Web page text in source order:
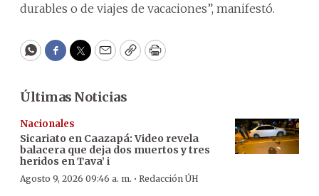
durables o de viajes de vacaciones”, manifestó.
WhatsApp
Facebook
Twitter
EmailCopyPrint
Últimas Noticias
Nacionales
Sicariato en Caazapá: Video revela
balacera que deja dos muertos y tres
heridos en Tava’ i
Agosto 9, 2026 09:46 a. m. · Redacción ÚH